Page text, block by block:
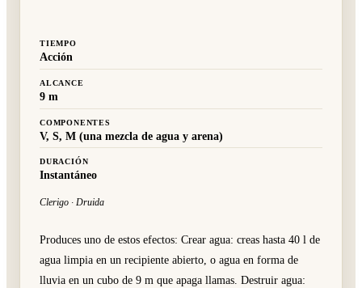
TIEMPO
Acción
ALCANCE
9 m
COMPONENTES
V, S, M (una mezcla de agua y arena)
DURACIÓN
Instantáneo
Clerigo · Druida
Produces uno de estos efectos: Crear agua: creas hasta 40 l de
agua limpia en un recipiente abierto, o agua en forma de
lluvia en un cubo de 9 m que apaga llamas. Destruir agua: